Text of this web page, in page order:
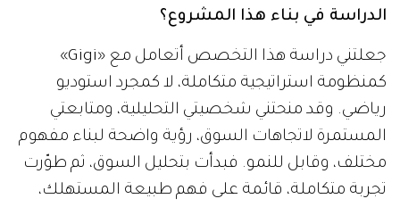
الدراسة في بناء هذا المشروع؟
جعلتني دراسة هذا التخصص أتعامل مع «Gigi»
كمنظومة استراتيجية متكاملة، لا كمجرد استوديو
رياضي. وقد منحتني شخصيتي التحليلية، ومتابعتي
المستمرة لاتجاهات السوق، رؤية واضحة لبناء مفهوم
مختلف، وقابل للنمو. فبدأت بتحليل السوق، ثم طوّرت
تجربة متكاملة، قائمة على فهم طبيعة المستهلك،